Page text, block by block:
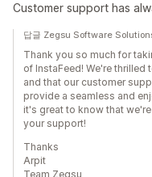
Customer support has
답글 Zegsu Software
Thank you so much for
of InstaFeed! We're thrilled
and that our customer
provide a seamless and
it's great to know that
your support!
Thanks
Arpit
Team Zegsu